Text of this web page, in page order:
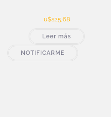
u$s25,68
Leer más
NOTIFICARME